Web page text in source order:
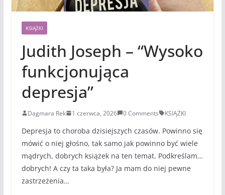
KSIĄŻKI
Judith Joseph – “Wysoko
funkcjonująca
depresja”
Dagmara Rek 1 czerwca, 2026 0 Comments KSIĄŻKI
Depresja to choroba dzisiejszych czasów. Powinno się
mówić o niej głośno, tak samo jak powinno być wiele
mądrych, dobrych książek na ten temat. Podkreślam…
dobrych! A czy ta taka była? Ja mam do niej pewne
zastrzeżenia…